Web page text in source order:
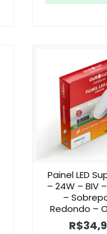
Painel LED
– 24W – BIV
–
Redondo –
R$